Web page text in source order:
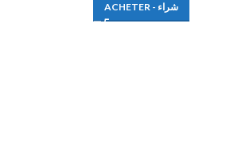
ACHETER - شراء